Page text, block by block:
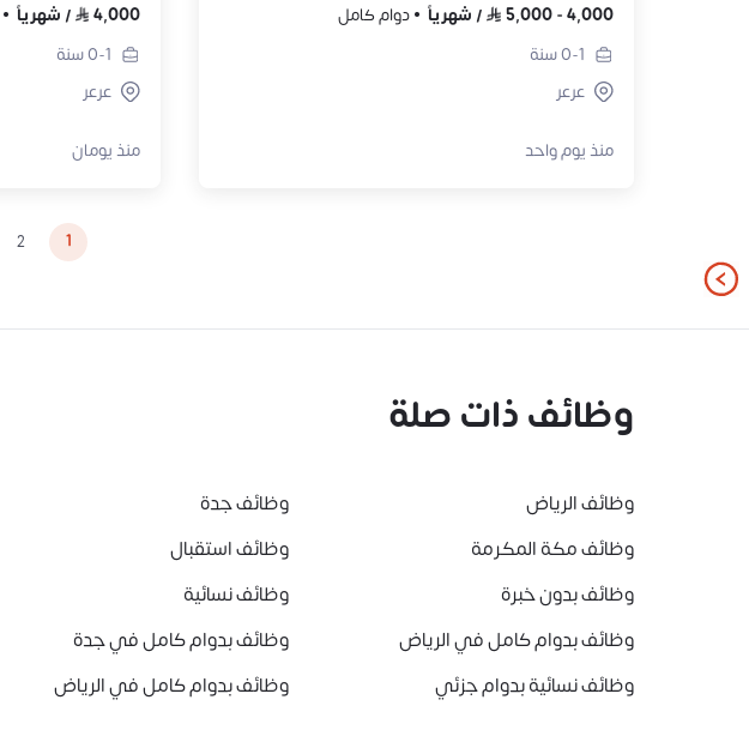
4,000
-
5,000
/ شهرياً
دوام كامل
0-1سنة
عرعر
منذ يوم واحد
4,000
/ شهرياً
0-1سنة
عرعر
منذ يومان
1
2
وظائف ذات صلة
وظائف الرياض وظائف جدة
وظائف مكة المكرمة
وظائف استقبال
وظائف بدون خبرة
وظائف نسائية
وظائف بدوام كامل في الرياض
وظائف بدوام كامل في جدة
وظائف نسائية بدوام جزئي
وظائف بدوام كامل في الرياض